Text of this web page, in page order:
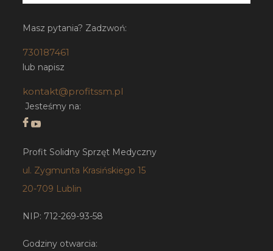
Masz pytania? Zadzwoń:
730187461
lub napisz
kontakt@profitssm.pl
Jesteśmy na:
Profit Solidny Sprzęt Medyczny
ul. Zygmunta Krasińskiego 15
20-709 Lublin
NIP: 712-269-93-58
Godziny otwarcia: